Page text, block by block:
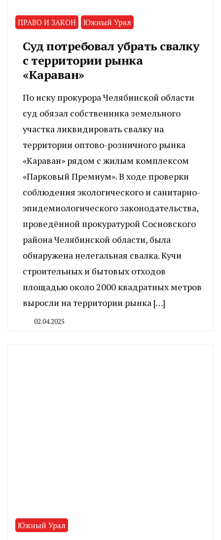
ПРАВО И ЗАКОН Южный Урал
Суд потребовал убрать свалку
с территории рынка
«Караван»
По иску прокурора Челябинской области
суд обязал собственника земельного
участка ликвидировать свалку на
территории оптово-розничного рынка
«Караван» рядом с жилым комплексом
«Парковый Премиум». В ходе проверки
соблюдения экологического и санитарно-
эпидемиологического законодательства,
проведённой прокуратурой Сосновского
района Челябинской области, была
обнаружена нелегальная свалка. Кучи
строительных и бытовых отходов
площадью около 2000 квадратных метров
выросли на территории рынка […]
02.04.2025
Южный Урал